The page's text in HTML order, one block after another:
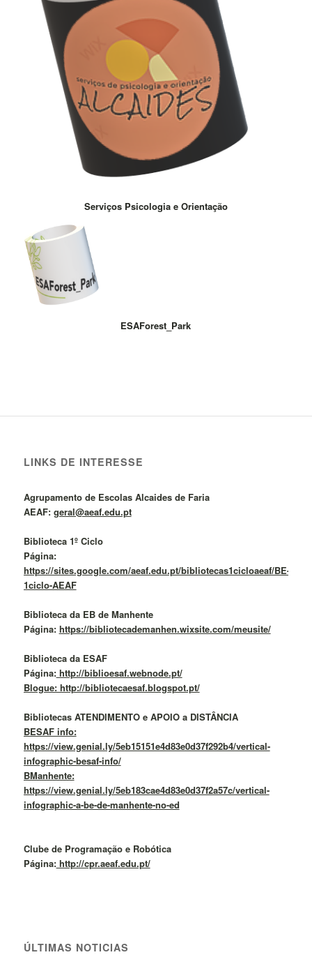
Serviços Psicologia e Orientação
ESAForest_Park
LINKS DE INTERESSE
Agrupamento de Escolas Alcaides de Faria
AEAF: geral@aeaf.edu.pt
Biblioteca 1º Ciclo
Página:
https://sites.google.com/aeaf.edu.pt/bibliotecas1cicloaeaf/BE-
1ciclo-AEAF
Biblioteca da EB de Manhente
Página: https://bibliotecademanhen.wixsite.com/meusite/
Biblioteca da ESAF
Página:http://biblioesaf.webnode.pt/
Blogue: http://bibliotecaesaf.blogspot.pt/
Bibliotecas ATENDIMENTO e APOIO a DISTÂNCIA
BESAF info:
https://view.genial.ly/5eb15151e4d83e0d37f292b4/vertical-
infographic-besaf-info/
BManhente:
https://view.genial.ly/5eb183cae4d83e0d37f2a57c/vertical-
infographic-a-be-de-manhente-no-ed
Clube de Programação e Robótica
Página:http://cpr.aeaf.edu.pt/
ÚLTIMAS NOTICIAS